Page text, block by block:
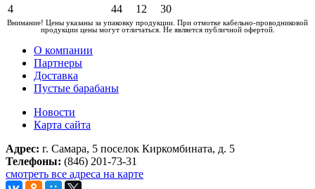
4
44 12 30
Внимание! Цены указаны за упаковку продукции. При отмотке кабельно-проводниковой
продукции цены могут отличаться. Не является публичной офертой.
О компании
Партнеры
Доставка
Пустые барабаны
Новости
Карта сайта
Адрес: г. Самара, 5 поселок Киркомбината, д. 5
Телефоны: (846) 201-73-31
смотреть все адреса на карте